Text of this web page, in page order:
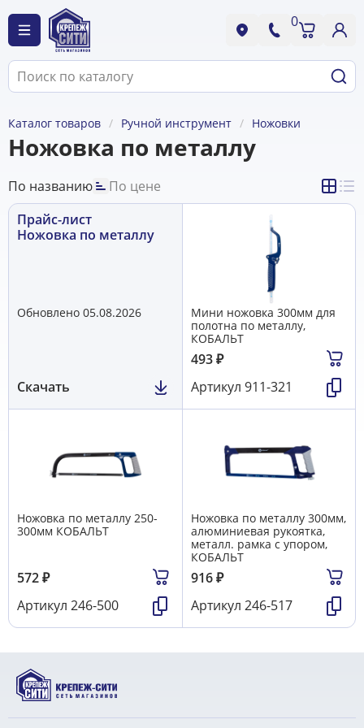
0
Каталог товаров Ручной инструмент Ножовки
Ножовка по металлу
По названию
По цене
Прайс-лист
Ножовка по металлу
Обновлено 05.08.2026
Скачать
Мини ножовка 300мм для
полотна по металлу,
КОБАЛЬТ
493₽
Артикул 911-321
Ножовка по металлу 250-
300мм КОБАЛЬТ
572₽
Артикул 246-500
Ножовка по металлу 300мм,
алюминиевая рукоятка,
металл. рамка с упором,
КОБАЛЬТ
916₽
Артикул 246-517